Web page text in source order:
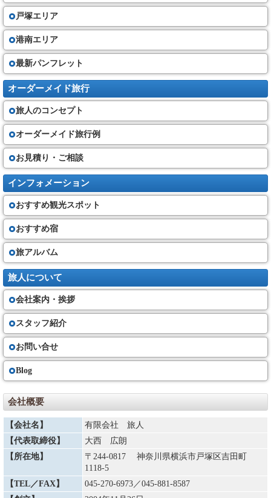
戸塚エリア
港南エリア
最新パンフレット
オーダーメイド旅行
旅人のコンセプト
オーダーメイド旅行例
お見積り・ご相談
インフォメーション
おすすめ観光スポット
おすすめ宿
旅アルバム
旅人について
会社案内・挨拶
スタッフ紹介
お問い合せ
Blog
会社概要
【会社名】
有限会社 旅人
【代表取締役】
大西 広朗
【所在地】
〒244-0817 神奈川県横浜市戸塚区吉田町
1118-5
【TEL／FAX】
045-270-6973／045-881-8587